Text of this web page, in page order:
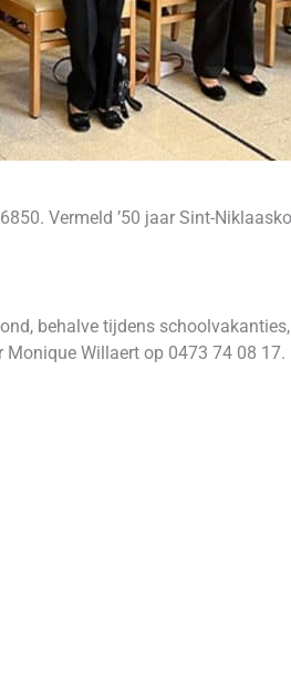
Vermeld ’50 jaar Sint-
behalve tijdens
Willaert op 0473 74 08